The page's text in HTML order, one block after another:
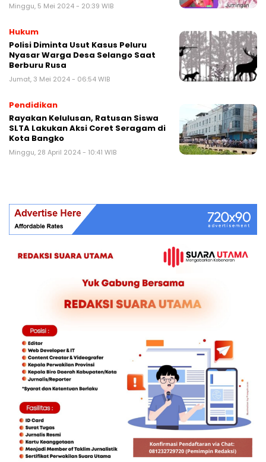
Minggu, 5 Mei 2024 - 20:39 WIB
Hukum
Polisi Diminta Usut Kasus Peluru
Nyasar Warga Desa Selango Saat
Berburu Rusa
Jumat, 3 Mei 2024 - 06:54 WIB
Pendidikan
Rayakan Kelulusan, Ratusan Siswa
SLTA Lakukan Aksi Coret Seragam di
Kota Bangko
Minggu, 28 April 2024 - 10:41 WIB